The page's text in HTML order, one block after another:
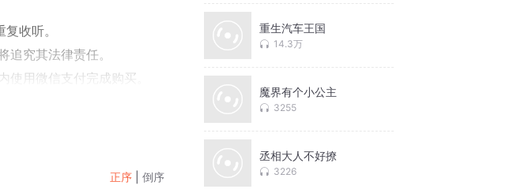
收听。
追究其法律责任。
用微信支付完成购买。
正序 倒序
重生汽车王国
14.3万
魔界有个小公主
3255
丞相大人不好撩
3226